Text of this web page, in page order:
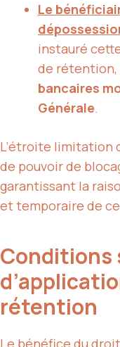
Le
instauré
de rétention,
bancaires
Générale.
L’étroite limitation
de pouvoir de
garantissant la
et temporaire de
rétention
Le bénéfice du